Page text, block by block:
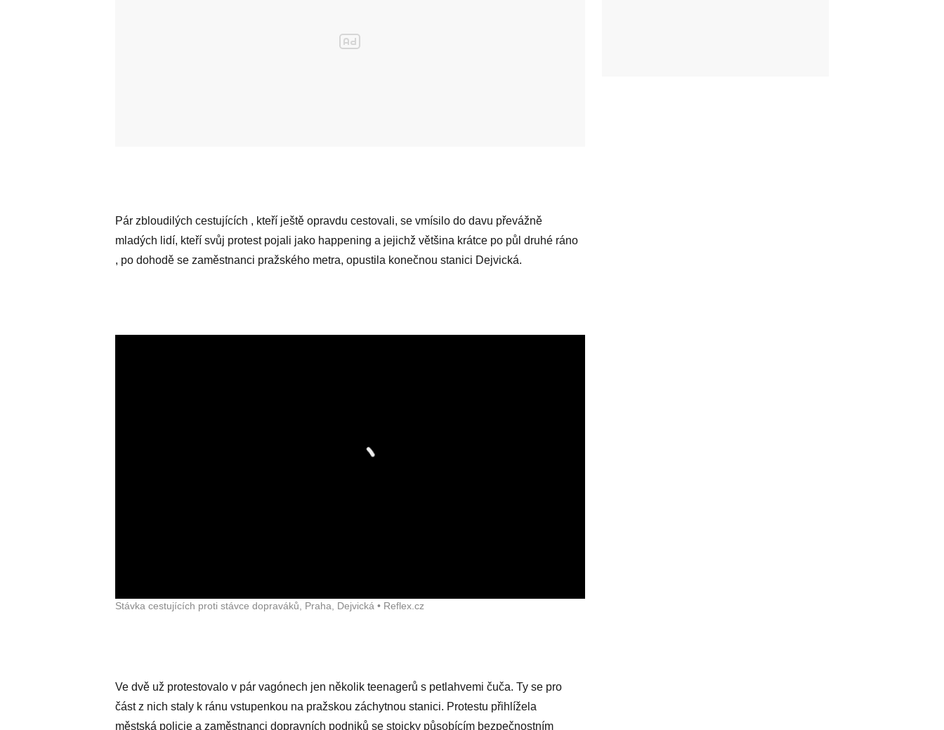
Pár zbloudilých cestujících , kteří ještě opravdu cestovali, se vmísilo do davu převážně
mladých lidí, kteří svůj protest pojali jako happening a jejichž většina krátce po půl druhé ráno
, po dohodě se zaměstnanci pražského metra, opustila konečnou stanici Dejvická.
Stávka cestujících proti stávce dopraváků, Praha, Dejvická • Reflex.cz
Ve dvě už protestovalo v pár vagónech jen několik teenagerů s petlahvemi čuča. Ty se pro
část z nich staly k ránu vstupenkou na pražskou záchytnou stanici. Protestu přihlížela
městská policie a zaměstnanci dopravních podniků se stoicky působícím bezpečnostním